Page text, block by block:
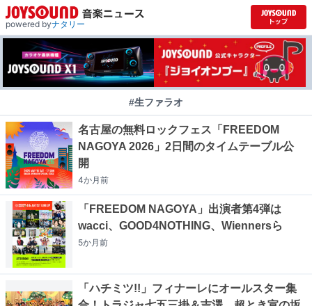
powered byナタリー
#生ファラオ
名古屋の無料ロックフェス「FREEDOM
NAGOYA 2026」2日間のタイムテーブル公
開
4か月前
「FREEDOM NAGOYA」出演者第4弾は
wacci、GOOD4NOTHING、Wiennersら
5か月前
「ハチミツ!!」フィナーレにオールスター集